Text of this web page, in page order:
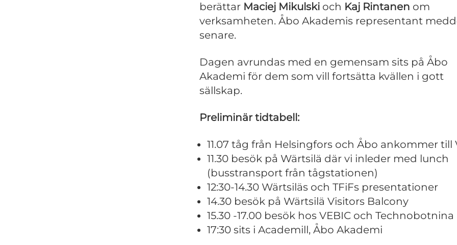
berättar Maciej Mikulski och Kaj Rintanen om
verksamheten. Åbo Akademis representant
senare.
Dagen avrundas med en gemensam sits på Åbo
Akademi för dem som vill fortsätta kvällen i gott
sällskap.
Preliminär tidtabell:
11.07 tåg från Helsingfors och Åbo ankommer till
11.30 besök på Wärtsilä där vi inleder med lunch
(busstransport från tågstationen)
12:30-14.30 Wärtsiläs och TFiFs presentationer
14.30 besök på Wärtsilä Visitors Balcony
15.30 -17.00 besök hos VEBIC och Technobotnina
17:30 sits i Academill, Åbo Akademi